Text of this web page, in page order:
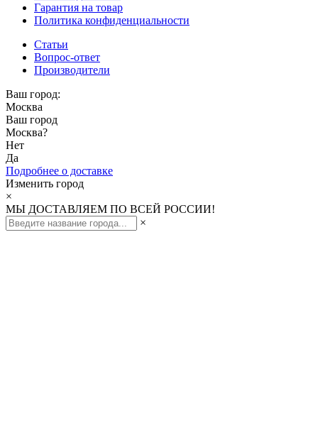
Гарантия на товар
Политика конфиденциальности
Статьи
Вопрос-ответ
Производители
Ваш город:
Москва
Ваш город
Москва?
Нет
Да
Подробнее о доставке
Изменить город
×
МЫ ДОСТАВЛЯЕМ ПО ВСЕЙ РОССИИ!
×